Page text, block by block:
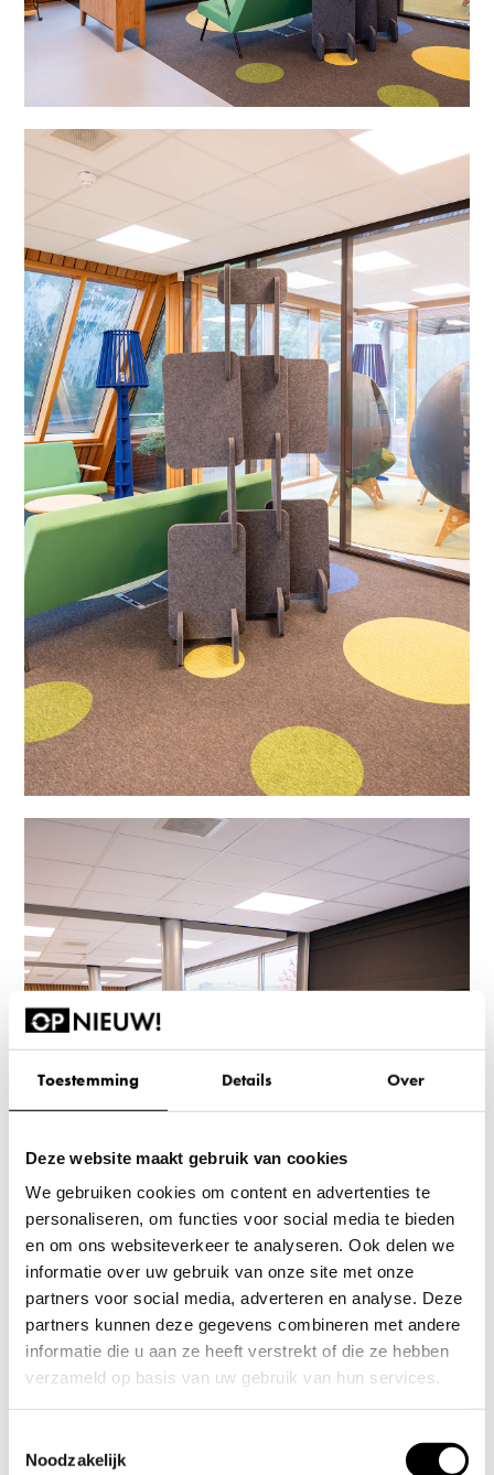
Toestemming Details Over
Deze website maakt gebruik van cookies
We gebruiken cookies om content en advertenties te
personaliseren, om functies voor social media te bieden
en om ons websiteverkeer te analyseren. Ook delen we
informatie over uw gebruik van onze site met onze
partners voor social media, adverteren en analyse. Deze
partners kunnen deze gegevens combineren met andere
informatie die u aan ze heeft verstrekt of die ze hebben
verzameld op basis van uw gebruik van hun services.
Door op ‘Alles toestaan’ te klikken, ga je akkoord met het
Noodzakelijk